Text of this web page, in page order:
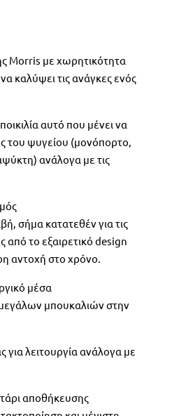
Morris με χωρητικότητα
καλύψει τις ανάγκες ενός
αυτό που μένει να
του ψυγείου (μονόπορτο,
ανάλογα με τις
σήμα κατατεθέν για τις
από το εξαιρετικό design
αντοχή στο χρόνο.
μέσα
μπουκαλιών στην
για λειτουργία ανάλογα με
αποθήκευσης